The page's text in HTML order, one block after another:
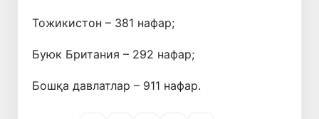
Тожикистон – 381 нафар;
Буюк Британия – 292 нафар;
Бошқа давлатлар – 911 нафар.